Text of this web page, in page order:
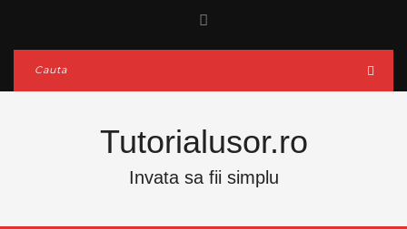
Tutorialusor.ro
Invata sa fii simplu